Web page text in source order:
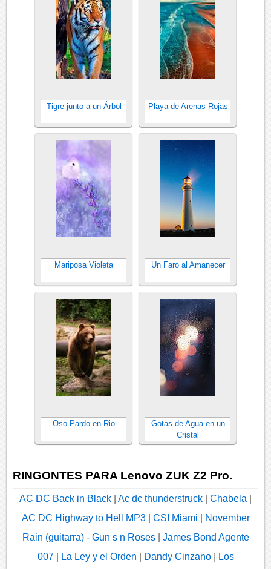
Tigre junto a un Árbol Playa de Arenas Rojas
Mariposa Violeta Un Faro al Amanecer
Oso Pardo en Rio
Gotas de Agua en un
Cristal
RINGONTES PARA Lenovo ZUK Z2 Pro.
AC DC Back in Black Ac dc thunderstruck Chabela
AC DC Highway to Hell MP3| CSI Miami
November
Rain (guitarra) - Gun s n Roses| James Bond Agente
007| La Ley y el Orden Dandy Cinzano| Los